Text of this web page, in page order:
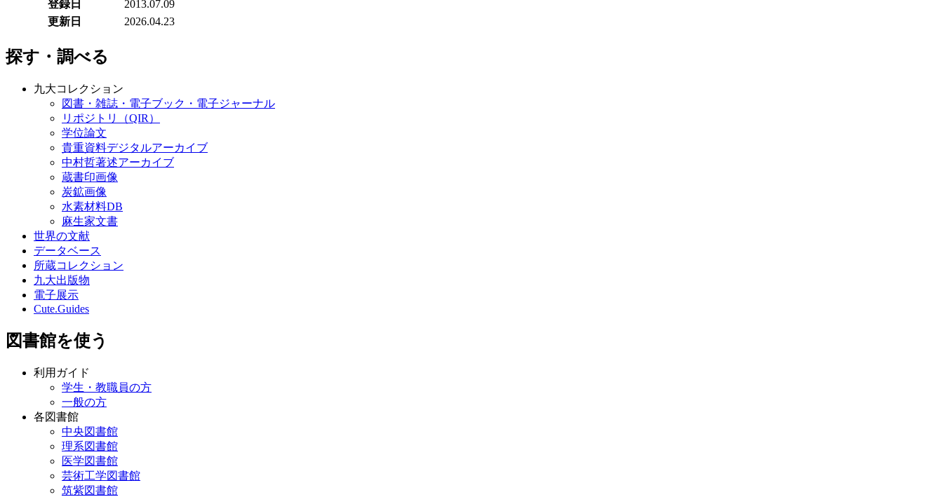
登録日
2013.07.09
更新日
2026.04.23
探す・調べる
九大コレクション
図書・雑誌・電子ブック・電子ジャーナル
リポジトリ（QIR）
学位論文
貴重資料デジタルアーカイブ
中村哲著述アーカイブ
蔵書印画像
炭鉱画像
水素材料DB
麻生家文書
世界の文献
データベース
所蔵コレクション
九大出版物
電子展示
Cute.Guides
図書館を使う
利用ガイド
学生・教職員の方
一般の方
各図書館
中央図書館
理系図書館
医学図書館
芸術工学図書館
筑紫図書館